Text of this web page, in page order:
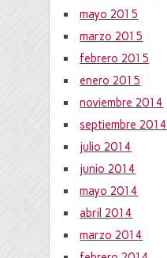
mayo 2015
marzo 2015
febrero 2015
enero 2015
noviembre 2014
septiembre 2014
julio 2014
junio 2014
mayo 2014
abril 2014
marzo 2014